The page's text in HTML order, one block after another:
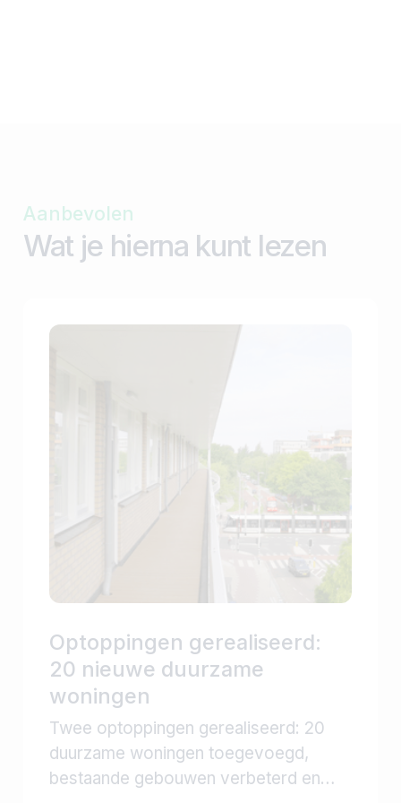
Aanbevolen
Wat je hierna kunt lezen
Optoppingen gerealiseerd:
20 nieuwe duurzame
woningen
Twee optoppingen gerealiseerd: 20
duurzame woningen toegevoegd,
bestaande gebouwen verbeterd en